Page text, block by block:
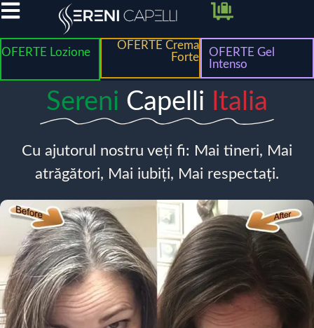
OFERTE Lozione
OFERTE Crema
Forte
OFERTE Gel
Intenso
Sereni Capelli Italia
Cu ajutorul nostru veți fi: Mai tineri, Mai
atrăgători, Mai iubiți, Mai respectați.